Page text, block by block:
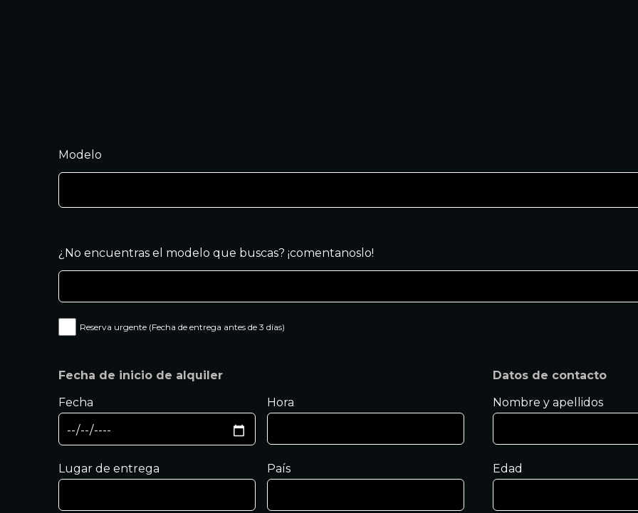
Modelo
¿No encuentras el modelo que buscas? ¡comentanoslo!
Reserva urgente (Fecha de entrega antes de 3 días)
Fecha de inicio de alquiler
Fecha
Hora
Lugar de entrega País
Datos de contacto
Nombre y apellidos
Edad